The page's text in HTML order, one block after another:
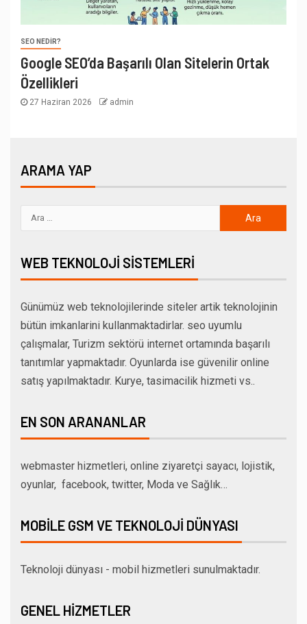
SEO NEDIR?
Google SEO’da Başarılı Olan Sitelerin Ortak
Özellikleri
27 Haziran 2026 admin
ARAMA YAP
WEB TEKNOLOJI SISTEMLERI
Günümüz web teknolojilerinde siteler artik teknolojinin
bütün imkanlarini kullanmaktadirlar. seo uyumlu
çalışmalar, Turizm sektörü internet ortamında başarılı
tanıtımlar yapmaktadır. Oyunlarda ise güvenilir online
satış yapılmaktadır. Kurye, tasimacilik hizmeti vs..
EN SON ARANANLAR
webmaster hizmetleri, online ziyaretçi sayacı, lojistik,
oyunlar, facebook, twitter, Moda ve Sağlık…
MOBILE GSM VE TEKNOLOJI DÜNYASI
Teknoloji dünyası - mobil hizmetleri sunulmaktadır.
GENEL HIZMETLER